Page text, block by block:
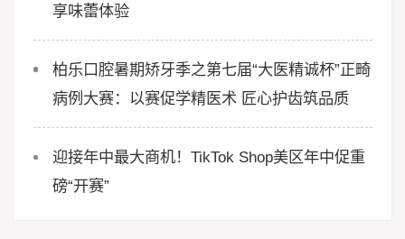
享味蕾体验
柏乐口腔暑期矫牙季之第七届“大医精诚杯”正畸
病例大赛：以赛促学精医术 匠心护齿筑品质
迎接年中最大商机！TikTok Shop美区年中促重
磅“开赛”